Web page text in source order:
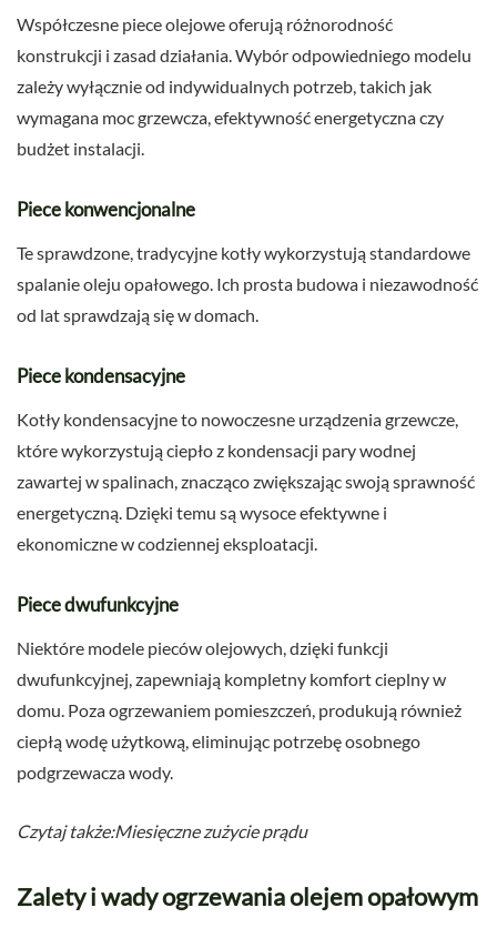
Współczesne piece olejowe oferują różnorodność
konstrukcji i zasad działania. Wybór odpowiedniego modelu
zależy wyłącznie od indywidualnych potrzeb, takich jak
wymagana moc grzewcza, efektywność energetyczna czy
budżet instalacji.
Piece konwencjonalne
Te sprawdzone, tradycyjne kotły wykorzystują standardowe
spalanie oleju opałowego. Ich prosta budowa i niezawodność
od lat sprawdzają się w domach.
Piece kondensacyjne
Kotły kondensacyjne to nowoczesne urządzenia grzewcze,
które wykorzystują ciepło z kondensacji pary wodnej
zawartej w spalinach, znacząco zwiększając swoją sprawność
energetyczną. Dzięki temu są wysoce efektywne i
ekonomiczne w codziennej eksploatacji.
Piece dwufunkcyjne
Niektóre modele pieców olejowych, dzięki funkcji
dwufunkcyjnej, zapewniają kompletny komfort cieplny w
domu. Poza ogrzewaniem pomieszczeń, produkują również
ciepłą wodę użytkową, eliminując potrzebę osobnego
podgrzewacza wody.
Czytaj także:Miesięczne zużycie prądu
Zalety i wady ogrzewania olejem opałowym